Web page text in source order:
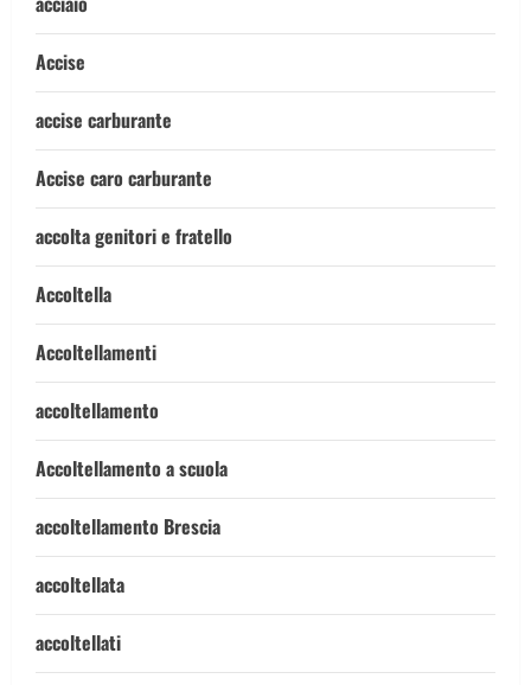
Accise
accise carburante
Accise caro carburante
accolta genitori e fratello
Accoltella
Accoltellamenti
accoltellamento
Accoltellamento a scuola
accoltellamento Brescia
accoltellata
accoltellati